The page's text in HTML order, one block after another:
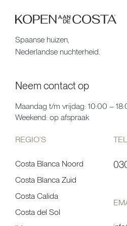
Spaanse huizen,
Nederlandse nuchterheid.
Neem contact op
Maandag t/m vrijdag: 10:00 –
Weekend: op afspraak
REGIO’S
Costa Blanca Noord
Costa Blanca Zuid
Costa Calida
Costa del Sol